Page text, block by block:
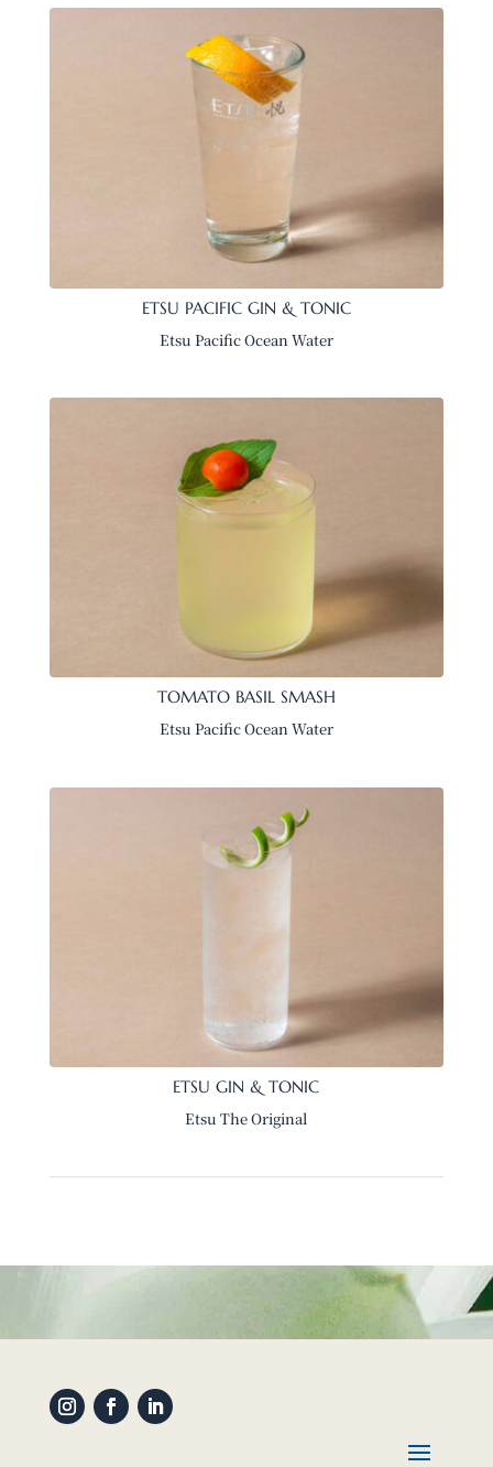
ETSU PACIFIC GIN & TONIC
Etsu Pacific Ocean Water
TOMATO BASIL SMASH
Etsu Pacific Ocean Water
ETSU GIN & TONIC
Etsu The Original